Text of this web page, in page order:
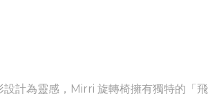
設計為靈感，Mirri 旋轉椅擁有獨特的「飛